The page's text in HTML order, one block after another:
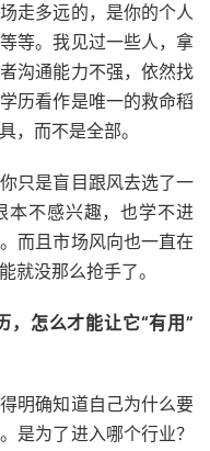
走多远的，是你的个人
等。我见过一些人，拿
沟通能力不强，依然找
历看作是唯一的救命稻
，而不是全部。
只是盲目跟风去选了一
本不感兴趣，也学不进
而且市场风向也一直在
就没那么抢手了。
，怎么才能让它“有用”
明确知道自己为什么要
是为了进入哪个行业？